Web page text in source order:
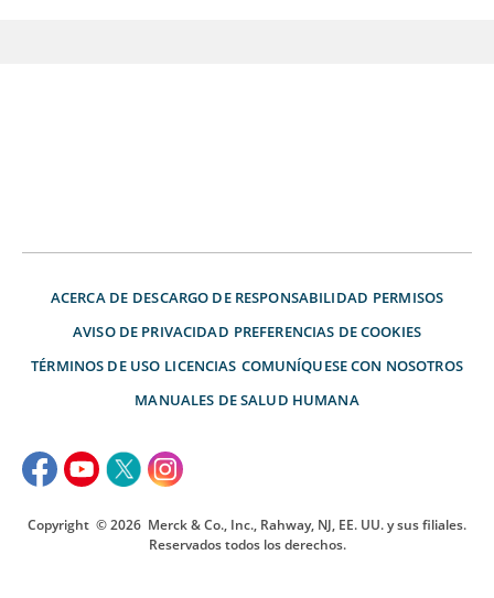
ACERCA DE DESCARGO DE RESPONSABILIDAD PERMISOS
AVISO DE PRIVACIDAD PREFERENCIAS DE COOKIES
TÉRMINOS DE USO LICENCIAS COMUNÍQUESE CON NOSOTROS
MANUALES DE SALUD HUMANA
Copyright © 2026 Merck & Co., Inc., Rahway, NJ, EE. UU. y sus filiales.
Reservados todos los derechos.